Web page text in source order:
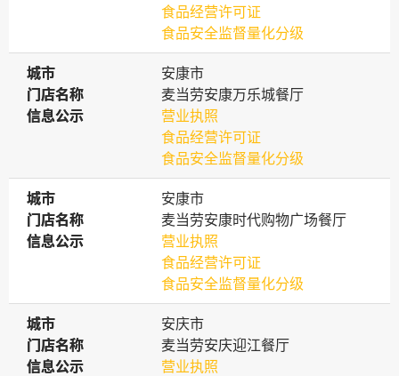
食品经营许可证
食品安全监督量化分级
城市
城市
安康市
门店名称
门店名称
麦当劳安康万乐城餐厅
信息公示
信息公示
营业执照
食品经营许可证
食品安全监督量化分级
城市
城市
安康市
门店名称
门店名称
麦当劳安康时代购物广场餐厅
信息公示
信息公示
营业执照
食品经营许可证
食品安全监督量化分级
城市
城市
安庆市
门店名称
门店名称
麦当劳安庆迎江餐厅
信息公示
信息公示
营业执照